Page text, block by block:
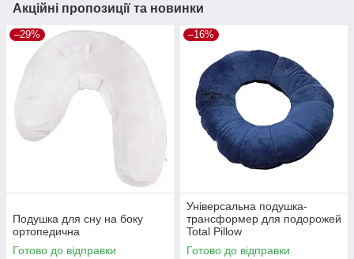
Акційні пропозиції та новинки
–29%
Подушка для сну на боку
ортопедична
Готово до відправки
–16%
Універсальна подушка-
трансформер для подорожей
Total Pillow
Готово до відправки